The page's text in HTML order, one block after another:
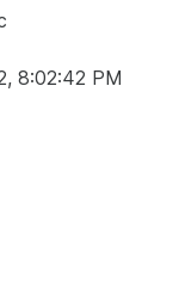
8:02:42 PM